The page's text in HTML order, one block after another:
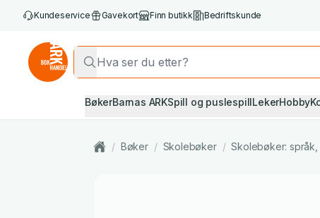
Kundeservice Gavekort Finn butikk Bedriftskunde
BøkerBarnas ARKSpill og puslespillLekerHobby
/ Bøker / Skolebøker / Skolebøker: